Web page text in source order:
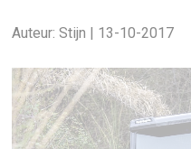
Auteur: Stijn | 13-10-2017